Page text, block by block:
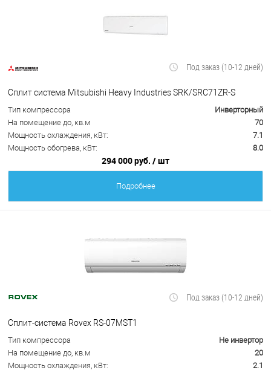
Под заказ (10-12 дней)
Сплит система Mitsubishi Heavy Industries SRK/SRC71ZR-S
Тип компрессора
Инверторный
На помещение до, кв.м
70
Мощность охлаждения, кВт:
7.1
Мощность обогрева, кВт:
8.0
294 000 руб. / шт
Подробнее
Под заказ (10-12 дней)
Сплит-система Rovex RS-07MST1
Тип компрессора
Не инвертор
На помещение до, кв.м
20
Мощность охлаждения, кВт:
2.1